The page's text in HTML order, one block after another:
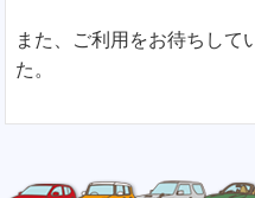
また、ご利用をお待ちして
た。